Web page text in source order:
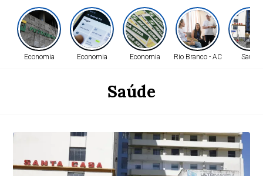
Economia Economia Economia Rio Branco - AC Saúde
Saúde